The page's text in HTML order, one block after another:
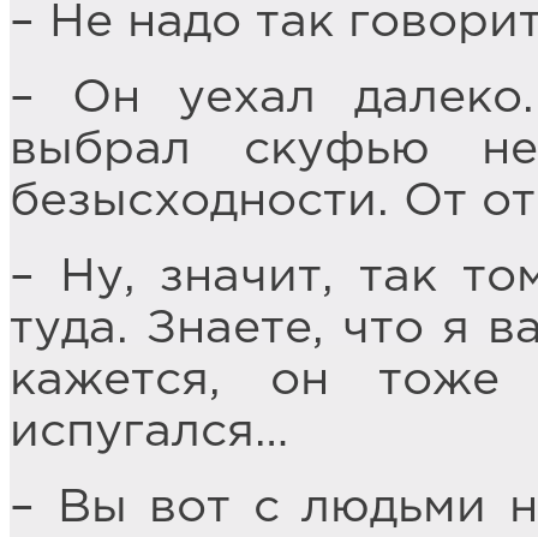
– Не надо так
– Он уехал
выбрал скуфью
безысходности. От
– Ну, значит, так
туда. Знаете, что я
кажется, он
испугался…
– Вы вот с людьми